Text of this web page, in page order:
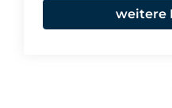
weitere